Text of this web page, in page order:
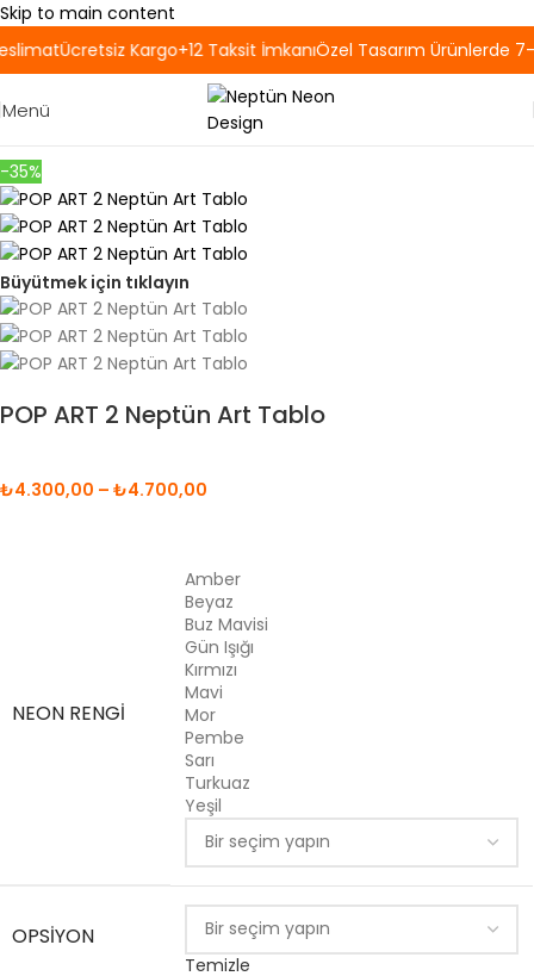
Skip to main content
Ücretsiz Kargo+12 Taksit İmkanıÖzel Tasarım Ürünlerde
Menü
-35%
Büyütmek için tıklayın
POP ART 2 Neptün Art Tablo
₺4.300,00 – ₺4.700,00
NEON RENGI
Amber
Beyaz
Buz Mavisi
Gün Işığı
Kırmızı
Mavi
Mor
Pembe
Sarı
Turkuaz
Yeşil
OPSIYON
Temizle